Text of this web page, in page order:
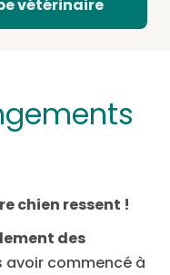
vétérinaire
chien ressent !
des
avoir commencé à